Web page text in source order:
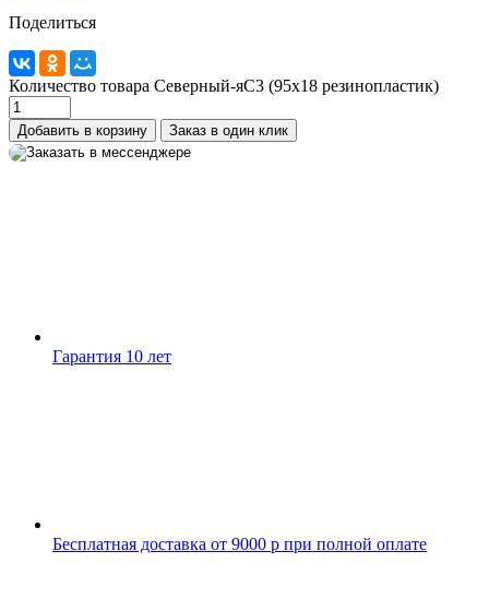
Поделиться
Количество товара Северный-яС3 (95х18 резинопластик)
Добавить в корзину Заказ в один клик
WhatsApp
+7 (910) 880-24-42
Гарантия 10 лет
Бесплатная доставка от 9000 р при полной оплате